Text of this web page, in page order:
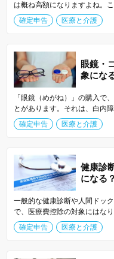
は概ね高額になりますよね。
確定申告
医療と介護
眼鏡・
象にな
「眼鏡（めがね）」の購入で
とがあります。それは、白内
確定申告
医療と介護
健康診
になる？
一般的な健康診断や人間ドッ
で、医療費控除の対象にはな
確定申告
医療と介護